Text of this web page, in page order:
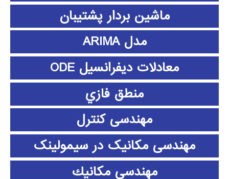
ماشین بردار پشتیبان
مدل ARIMA
معادلات دیفرانسیل ODE
منطق فازي
مهندسی کنترل
مهندسی مکانیک در سیمولینک
مهندسي مكانيك